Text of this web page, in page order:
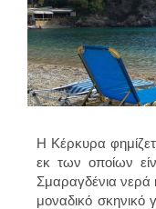
Η Κέρκυρα
εκ των οποίων
Σμαραγδένια νερά
μοναδικό σκηνικό